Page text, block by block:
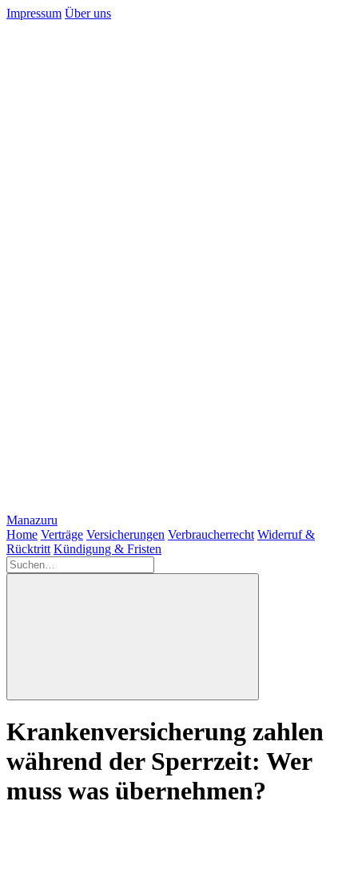
Impressum Über uns
Manazuru
Home Verträge Versicherungen Verbraucherrecht Widerruf &
Rücktritt Kündigung & Fristen
Krankenversicherung zahlen
während der Sperrzeit: Wer
muss was übernehmen?